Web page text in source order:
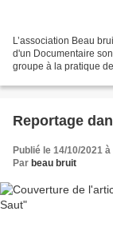
L’association Beau
d'un Documentaire
groupe à la pratique
Reportage
Publié le 14/10/2021
Par beau bruit